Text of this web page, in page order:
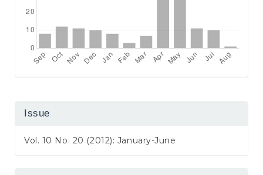
Issue
Vol. 10 No. 20 (2012): January-June